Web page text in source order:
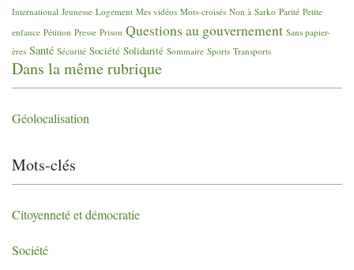
International Jeunesse Logement Mes vidéos Mots-croisés Non à Sarko Parité Petite
enfance Pétition Presse Prison Questions au gouvernement Sans papier-
ères Santé Sécurité Société Solidarité Sommaire Sports Transports
Dans la même rubrique
Géolocalisation
Mots-clés
Citoyenneté et démocratie
Société